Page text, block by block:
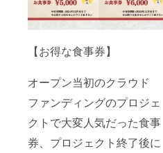
【お得な食事券】
オープン当初のクラウド
ファンディングのプロジェ
クトで大変人気だった食事
券、プロジェクト終了後に